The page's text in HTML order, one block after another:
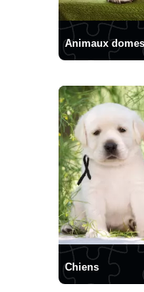
Animaux
Chiens